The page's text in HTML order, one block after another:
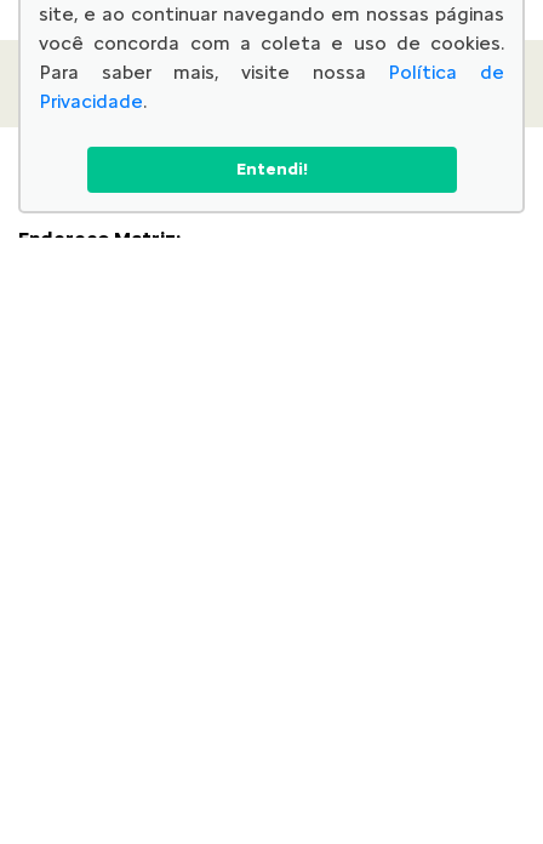
Você está na unidade:
CITROEN LA FONTAINE - SC
73.712.978/0001-50
Endereço Matriz:
site, e ao continuar navegando em nossas páginas
você concorda com a coleta e uso de cookies.
Para saber mais, visite nossa Política de
Privacidade.
Entendi!